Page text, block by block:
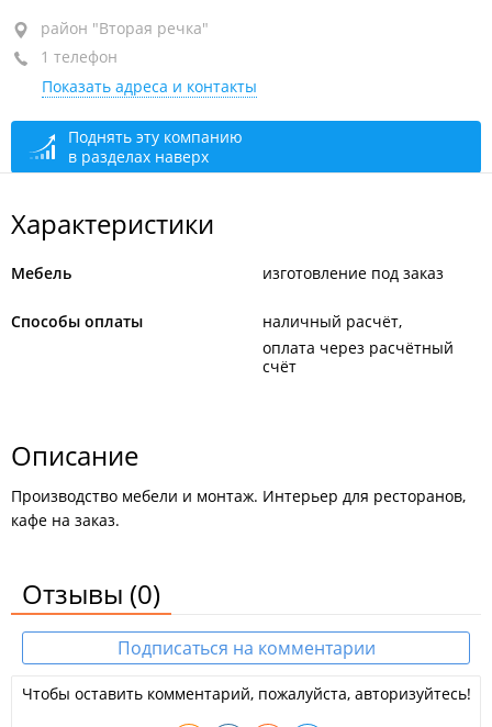
район "Вторая речка", ул. Русская, 65 кор. 10
+7 999 059-34-20
сегодня закрыто
район "Вторая речка"
1 телефон
Показать адреса и контакты
Поднять эту компанию
в разделах наверх
Характеристики
Мебель изготовление под заказ
Способы оплаты
наличный расчёт
оплата через расчётный
счёт
Описание
Производство мебели и монтаж. Интерьер для ресторанов,
кафе на заказ.
Отзывы (0)
Подписаться на комментарии
Чтобы оставить комментарий, пожалуйста, авторизуйтесь!